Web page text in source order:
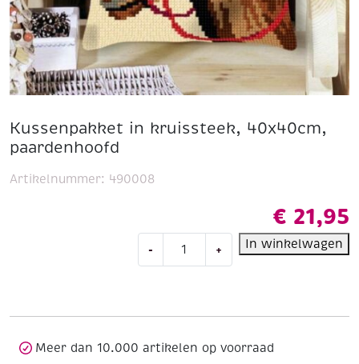
Kussenpakket in kruissteek, 40x40cm,
paardenhoofd
€ 21,95
- + In winkelwagen
Artikelnummer: 490008
Meer dan 10.000 artikelen op voorraad